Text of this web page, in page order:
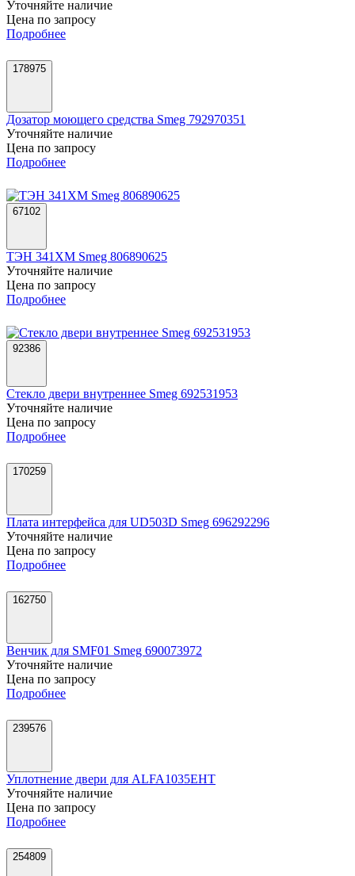
Уточняйте наличие
Цена по запросу
Подробнее
178975
Дозатор моющего средства Smeg 792970351
Уточняйте наличие
Цена по запросу
Подробнее
67102
ТЭН 341XM Smeg 806890625
Уточняйте наличие
Цена по запросу
Подробнее
92386
Стекло двери внутреннее Smeg 692531953
Уточняйте наличие
Цена по запросу
Подробнее
170259
Плата интерфейса для UD503D Smeg 696292296
Уточняйте наличие
Цена по запросу
Подробнее
162750
Венчик для SMF01 Smeg 690073972
Уточняйте наличие
Цена по запросу
Подробнее
239576
Уплотнение двери для ALFA1035EHT
Уточняйте наличие
Цена по запросу
Подробнее
254809